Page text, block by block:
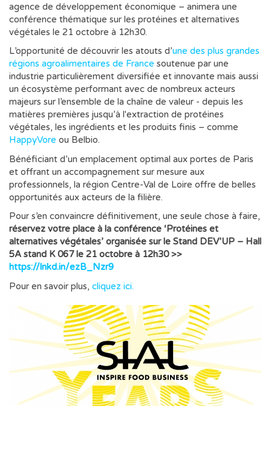
agence de développement économique – animera une
conférence thématique sur les protéines et alternatives
végétales le 21 octobre à 12h30.
L’opportunité de découvrir les atouts d’une des plus grandes
régions agroalimentaires de France soutenue par une
industrie particulièrement diversifiée et innovante mais aussi
un écosystème performant avec de nombreux acteurs
majeurs sur l’ensemble de la chaîne de valeur - depuis les
matières premières jusqu’à l'extraction de protéines
végétales, les ingrédients et les produits finis – comme
HappyVore ou Belbio.
Bénéficiant d’un emplacement optimal aux portes de Paris
et offrant un accompagnement sur mesure aux
professionnels, la région Centre-Val de Loire offre de belles
opportunités aux acteurs de la filière.
Pour s’en convaincre définitivement, une seule chose à faire,
réservez votre place à la conférence ‘Protéines et
alternatives végétales’ organisée sur le Stand DEV’UP – Hall
5A stand K 067 le 21 octobre à 12h30 >>
https://lnkd.in/ezB_Nzr9
Pour en savoir plus, cliquez ici.